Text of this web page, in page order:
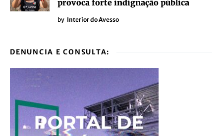
provoca forte indignação pública
by Interior do Avesso
DENUNCIA E CONSULTA: